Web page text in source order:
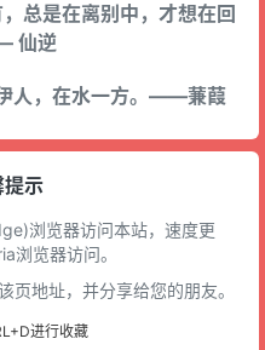
总是在离别中，才想在回
仙逆
人，在水一方。——蒹葭
示
浏览器访问本站，速度更
浏览器访问。
页地址，并分享给您的朋友。
进行收藏